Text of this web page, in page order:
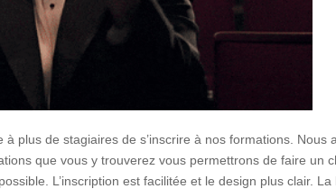
à plus de stagiaires de s’inscrire à nos formations. Nous
que vous y trouverez vous permettrons de faire un
L’inscription est facilitée et le design plus clair.